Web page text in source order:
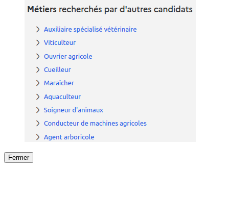
Fermer